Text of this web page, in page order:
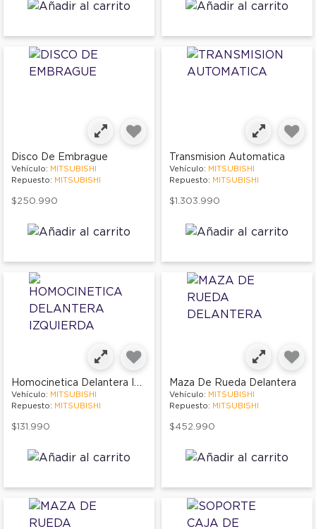
Disco De Embrague
Vehículo: MITSUBISHI
Repuesto: MITSUBISHI
$250.990
Transmision Automatica
Vehículo: MITSUBISHI
Repuesto: MITSUBISHI
$1.303.990
Homocinetica Delantera Izquierda
Vehículo: MITSUBISHI
Repuesto: MITSUBISHI
$131.990
Maza De Rueda Delantera
Vehículo: MITSUBISHI
Repuesto: MITSUBISHI
$452.990